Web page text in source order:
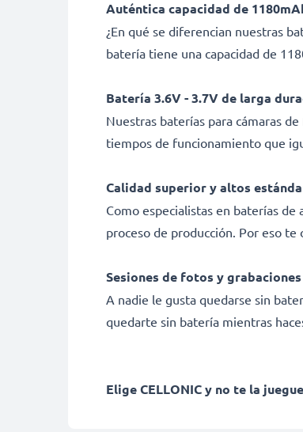
Auténtica capacidad de
¿En qué se diferencian nuestras
batería tiene una capacidad de
Batería 3.6V - 3.7V de larga
Nuestras baterías para cámaras
tiempos de funcionamiento que
Calidad superior y altos
Como especialistas en baterías
proceso de producción. Por eso
Sesiones de fotos y
A nadie le gusta quedarse sin
quedarte sin batería mientras
Elige CELLONIC y no te la